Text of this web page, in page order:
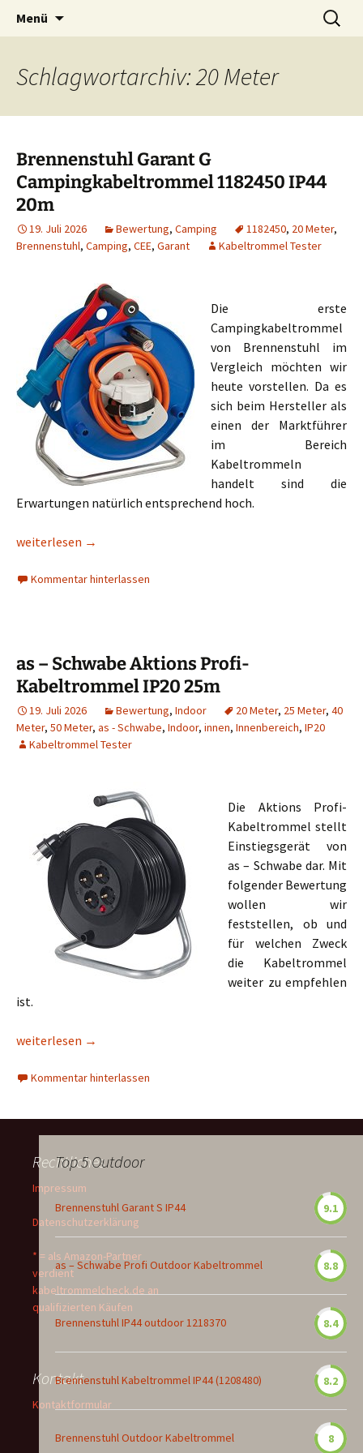
Menü
Suchen
nach:
Schlagwortarchiv: 20 Meter
Brennenstuhl Garant G
Campingkabeltrommel 1182450 IP44
20m
19. Juli 2026 Bewertung, Camping 1182450, 20 Meter,
Brennenstuhl, Camping, CEE, Garant Kabeltrommel Tester
Die erste
Campingkabeltrommel
von Brennenstuhl im
Vergleich möchten wir
heute vorstellen. Da es
sich beim Hersteller als
einen der Marktführer
im Bereich
Kabeltrommeln
handelt sind die
Erwartungen natürlich entsprechend hoch.
Brennenstuhl Garant G Campingkabeltrommel 1182450 IP44
weiterlesen →
Kommentar hinterlassen
as – Schwabe Aktions Profi-
Kabeltrommel IP20 25m
19. Juli 2026 Bewertung, Indoor 20 Meter, 25 Meter, 40
Meter, 50 Meter, as - Schwabe, Indoor, innen, Innenbereich, IP20
Kabeltrommel Tester
Die Aktions Profi-
Kabeltrommel stellt
Einstiegsgerät von
as – Schwabe dar. Mit
folgender Bewertung
wollen wir
feststellen, ob und
für welchen Zweck
die Kabeltrommel
weiter zu empfehlen
ist.
as – Schwabe Aktions Profi-Kabeltrommel IP20 25m
weiterlesen →
Kommentar hinterlassen
Top 5 Outdoor
Brennenstuhl Garant S IP44 9.1
as – Schwabe Profi Outdoor Kabeltrommel 8.8
Brennenstuhl IP44 outdoor 1218370 8.4
Brennenstuhl Kabeltrommel IP44 (1208480) 8.2
Brennenstuhl Outdoor Kabeltrommel 8
Rechtliches
Impressum
Datenschutzerklärung
* = als Amazon-Partner
verdient
kabeltrommelcheck.de an
qualifizierten Käufen
Kontakt
Kontaktformular